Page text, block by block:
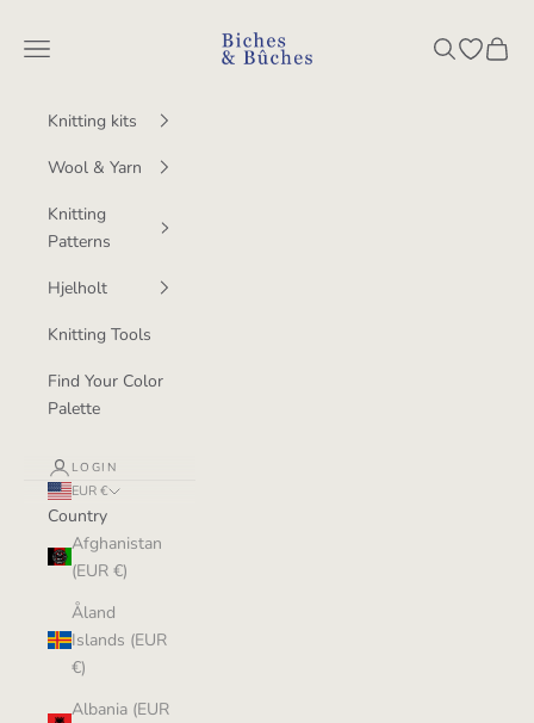
BichesetBuches
Navigation menu SearchOpen
Cart
Knitting kits
Wool & Yarn
Knitting
Patterns
Hjelholt
Knitting Tools
Find Your Color
Palette
LOGIN
EUR €
Country
Afghanistan
(EUR €)
Åland
Islands (EUR
€)
Albania (EUR